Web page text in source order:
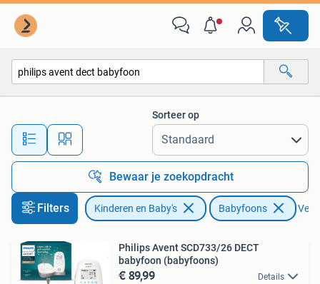
Alle afstanden…
Sorteer op
Bewaar je zoekopdracht
Filters Kinderen en Baby's Babyfoons
Philips Avent SCD733/26 DECT
babyfoon (babyfoons)
€ 89,99 Details